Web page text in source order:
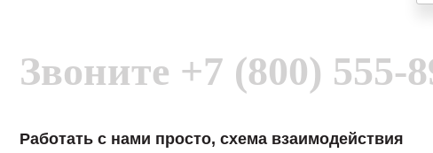
Звоните +7 (800) 555-
Работать с нами просто, схема взаимодействия